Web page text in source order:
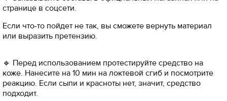
странице в соцсети.
Если что-то пойдет не так, вы сможете вернуть материал
или выразить претензию.
🔹 Перед использованием протестируйте средство на
коже. Нанесите на 10 мин на локтевой сгиб и посмотрите
реакцию. Если сыпи и красноты нет, значит, средство
подходит.